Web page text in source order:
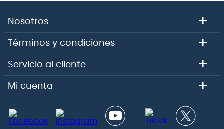
Nosotros +
Términos y condiciones +
Servicio al cliente +
Mi cuenta +